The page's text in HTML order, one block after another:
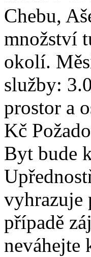
Chebu,
množství
okolí.
služby:
prostor a
Kč
Byt bude
vyhrazuje
případě
neváhejte